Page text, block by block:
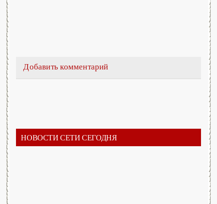
Добавить комментарий
НОВОСТИ СЕТИ СЕГОДНЯ